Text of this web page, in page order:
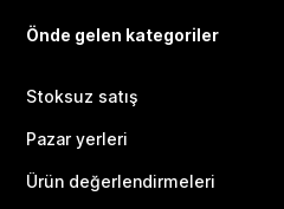
Önde gelen kategoriler
Stoksuz satış
Pazar yerleri
Ürün değerlendirmeleri